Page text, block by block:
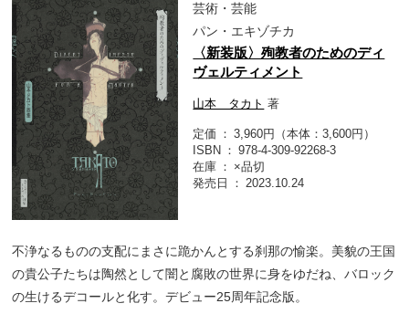
芸術・芸能
パン・エキゾチカ
〈新装版〉殉教者のためのディ
ヴェルティメント
山本 タカト 著
定価
3,960円（本体：3,600円）
ISBN
978-4-309-92268-3
在庫
×品切
発売日
2023.10.24
不浄なるものの支配にまさに跪かんとする刹那の愉楽。美貌の王国
の貴公子たちは陶然として闇と腐敗の世界に身をゆだね、バロック
の生けるデコールと化す。デビュー25周年記念版。